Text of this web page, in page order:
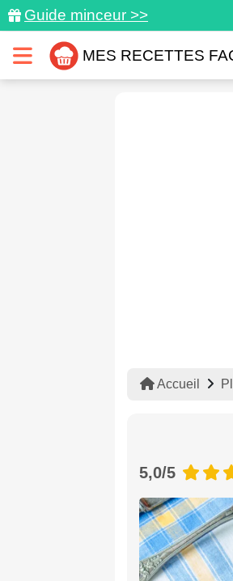
Guide minceur >>
MES RECETTES
Accueil
5,0/5